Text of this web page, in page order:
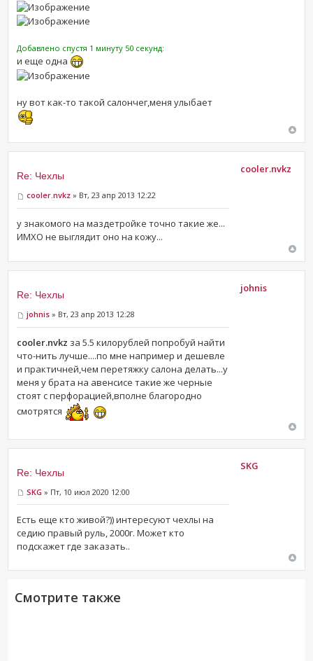
Добавлено спустя 1 минуту 50 секунд:
и еще одна
ну вот как-то такой салончег,меня улыбает
Re: Чехлы
cooler.nvkz » Вт, 23 апр 2013 12:22
у знакомого на маздетройке точно такие же...
ИМХО не выглядит оно на кожу...
cooler.nvkz
Re: Чехлы
johnis » Вт, 23 апр 2013 12:28
cooler.nvkz за 5.5 килорублей попробуй найти
что-нить лучше....по мне например и дешевле
и практичней,чем перетяжку салона делать...у
меня у брата на авенсисе такие же черные
стоят с перфорацией,вполне благородно
смотрятся
johnis
Re: Чехлы
SKG » Пт, 10 июл 2020 12:00
Есть еще кто живой?)) интересуют чехлы на
седию правый руль, 2000г. Может кто
подскажет где заказать..
SKG
Смотрите также